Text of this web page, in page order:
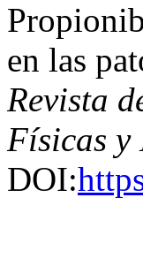
en las
Revista
Físicas y
DOI: